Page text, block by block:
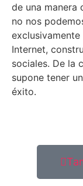
de una manera
no nos
Internet,
sociales. De la
supone tener
éxito.